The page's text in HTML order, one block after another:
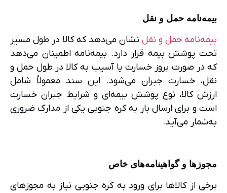
بیمه‌نامه حمل و نقل
بیمه‌نامه حمل و نقل نشان می‌دهد که کالا در طول مسیر
تحت پوشش بیمه قرار دارد. بیمه‌نامه اطمینان می‌دهد
که در صورت بروز خسارت یا آسیب به کالا در طول حمل و
نقل، خسارت جبران می‌شود. این سند معمولاً شامل
ارزش کالا، نوع پوشش بیمه‌ای و شرایط جبران خسارت
است و برای ارسال بار به کره جنوبی یکی از مدارک ضروری
به‌شمار می‌آید.
مجوزها و گواهینامه‌های خاص
برخی از کالاها برای ورود به کره جنوبی نیاز به مجوزهای